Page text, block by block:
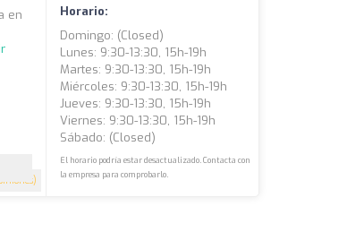
en
Horario:
Domingo: (closed)
Lunes: 9:30-13:30, 15h-19h
Martes: 9:30-13:30, 15h-19h
Miércoles: 9:30-13:30, 15h-19h
Jueves: 9:30-13:30, 15h-19h
Viernes: 9:30-13:30, 15h-19h
Sábado: (closed)
El horario podría estar desactualizado. Contacta con
la empresa para comprobarlo.